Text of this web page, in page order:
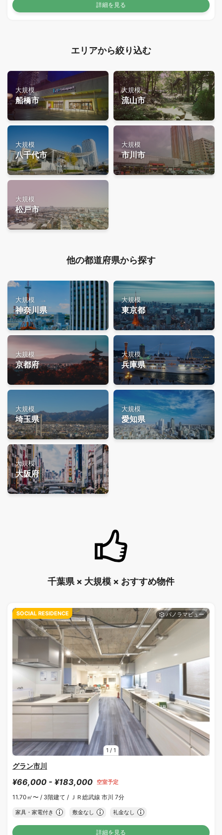
詳細を見る
エリアから絞り込む
大規模
船橋市
大規模
流山市
大規模
八千代市
大規模
市川市
大規模
松戸市
他の都道府県から探す
大規模
神奈川県
大規模
東京都
大規模
京都府
大規模
兵庫県
大規模
埼玉県
大規模
愛知県
大規模
大阪府
千葉県 × 大規模 × おすすめ物件
1 / 1
SOCIAL RESIDENCE
グラン市川
¥66,000 - ¥183,000 空室予定
11.70㎡〜 / 3階建て / ＪＲ総武線 市川 7分
家具・家電付き 敷金なし 礼金なし
詳細を見る